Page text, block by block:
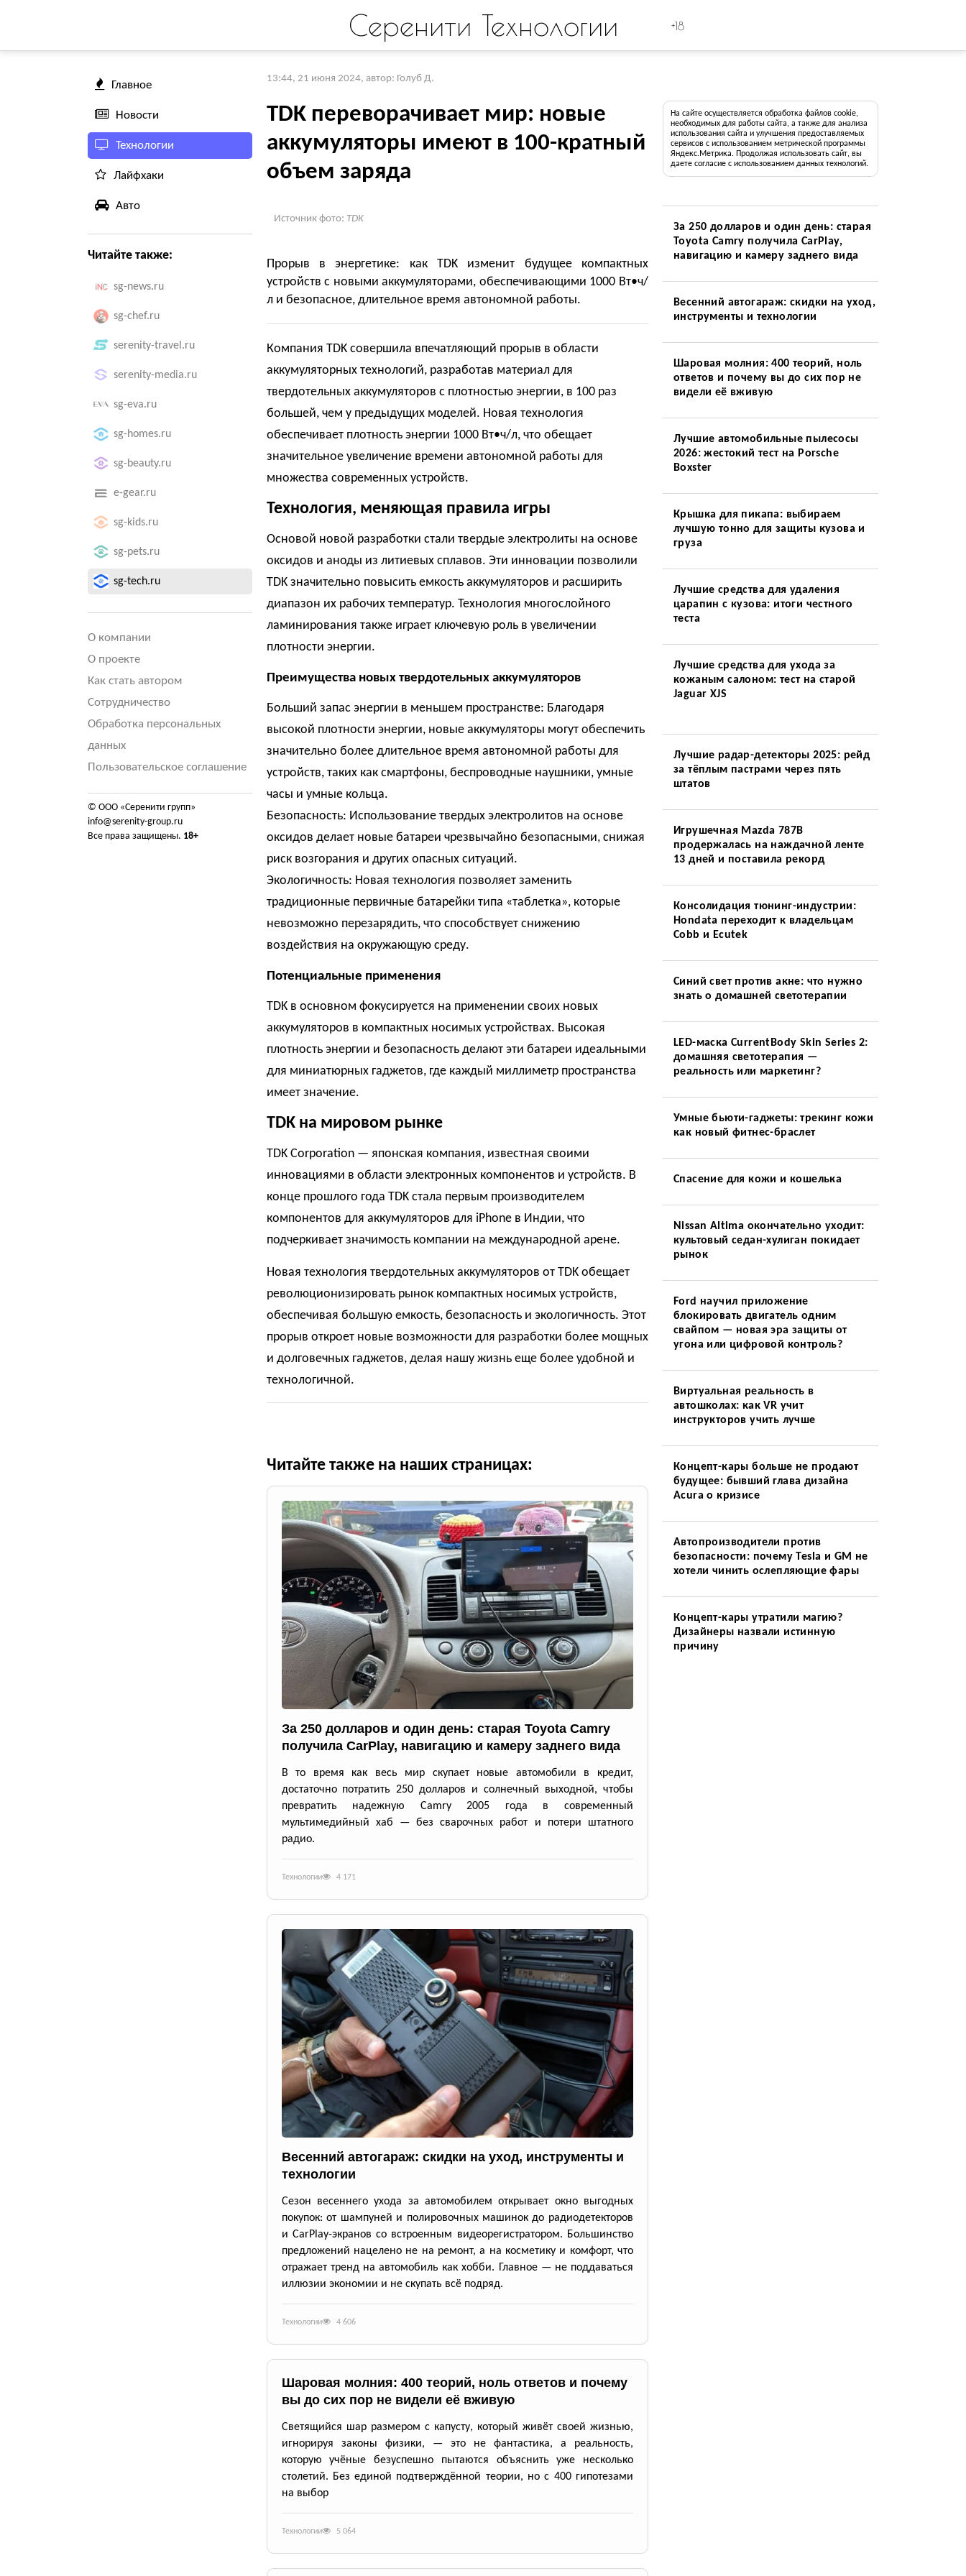
Серенити Технологии +18
Главное
Новости
Технологии
Лайфхаки
Авто
Читайте также:
sg-news.ru
sg-chef.ru
serenity-travel.ru
serenity-media.ru
sg-eva.ru
sg-homes.ru
sg-beauty.ru
e-gear.ru
sg-kids.ru
sg-pets.ru
sg-tech.ru
О компании
О проекте
Как стать автором
Сотрудничество
Обработка персональных
данных
Пользовательское соглашение
© ООО «Серенити групп»
info@serenity-group.ru
Все права защищены. 18+
13:44, 21 июня 2024, автор: Голуб Д.
TDK переворачивает мир: новые
аккумуляторы имеют в 100-кратный
объем заряда
Источник фото: TDK
Прорыв в энергетике: как TDK изменит будущее компактных
устройств с новыми аккумуляторами, обеспечивающими 1000 Вт•ч/
л и безопасное, длительное время автономной работы.
Компания TDK совершила впечатляющий прорыв в области
аккумуляторных технологий, разработав материал для
твердотельных аккумуляторов с плотностью энергии, в 100 раз
большей, чем у предыдущих моделей. Новая технология
обеспечивает плотность энергии 1000 Вт•ч/л, что обещает
значительное увеличение времени автономной работы для
множества современных устройств.
Технология, меняющая правила игры
Основой новой разработки стали твердые электролиты на основе
оксидов и аноды из литиевых сплавов. Эти инновации позволили
TDK значительно повысить емкость аккумуляторов и расширить
диапазон их рабочих температур. Технология многослойного
ламинирования также играет ключевую роль в увеличении
плотности энергии.
Преимущества новых твердотельных аккумуляторов
Больший запас энергии в меньшем пространстве: Благодаря
высокой плотности энергии, новые аккумуляторы могут обеспечить
значительно более длительное время автономной работы для
устройств, таких как смартфоны, беспроводные наушники, умные
часы и умные кольца.
Безопасность: Использование твердых электролитов на основе
оксидов делает новые батареи чрезвычайно безопасными, снижая
риск возгорания и других опасных ситуаций.
Экологичность: Новая технология позволяет заменить
традиционные первичные батарейки типа «таблетка», которые
невозможно перезарядить, что способствует снижению
воздействия на окружающую среду.
Потенциальные применения
TDK в основном фокусируется на применении своих новых
аккумуляторов в компактных носимых устройствах. Высокая
плотность энергии и безопасность делают эти батареи идеальными
для миниатюрных гаджетов, где каждый миллиметр пространства
имеет значение.
TDK на мировом рынке
TDK Corporation — японская компания, известная своими
инновациями в области электронных компонентов и устройств. В
конце прошлого года TDK стала первым производителем
компонентов для аккумуляторов для iPhone в Индии, что
подчеркивает значимость компании на международной арене.
Новая технология твердотельных аккумуляторов от TDK обещает
революционизировать рынок компактных носимых устройств,
обеспечивая большую емкость, безопасность и экологичность. Этот
прорыв откроет новые возможности для разработки более мощных
и долговечных гаджетов, делая нашу жизнь еще более удобной и
технологичной.
Читайте также на наших страницах:
За 250 долларов и один день: старая Toyota Camry
получила CarPlay, навигацию и камеру заднего вида
В то время как весь мир скупает новые автомобили в кредит,
достаточно потратить 250 долларов и солнечный выходной, чтобы
превратить надежную Camry 2005 года в современный
мультимедийный хаб — без сварочных работ и потери штатного
радио.
Технологии 4 171
Весенний автогараж: скидки на уход, инструменты и
технологии
Сезон весеннего ухода за автомобилем открывает окно выгодных
покупок: от шампуней и полировочных машинок до радиодетекторов
и CarPlay-экранов со встроенным видеорегистратором. Большинство
предложений нацелено не на ремонт, а на косметику и комфорт, что
отражает тренд на автомобиль как хобби. Главное — не поддаваться
иллюзии экономии и не скупать всё подряд.
Технологии 4 606
Шаровая молния: 400 теорий, ноль ответов и почему
вы до сих пор не видели её вживую
Светящийся шар размером с капусту, который живёт своей жизнью,
игнорируя законы физики, — это не фантастика, а реальность,
которую учёные безуспешно пытаются объяснить уже несколько
столетий. Без единой подтверждённой теории, но с 400 гипотезами
на выбор
Технологии 5 064
На сайте осуществляется обработка файлов cookie,
необходимых для работы сайта, а также для анализа
использования сайта и улучшения предоставляемых
сервисов с использованием метрической программы
Яндекс.Метрика. Продолжая использовать сайт, вы
даете согласие с использованием данных технологий.
За 250 долларов и один день: старая
Toyota Camry получила CarPlay,
навигацию и камеру заднего вида
Весенний автогараж: скидки на уход,
инструменты и технологии
Шаровая молния: 400 теорий, ноль
ответов и почему вы до сих пор не
видели её вживую
Лучшие автомобильные пылесосы
2026: жестокий тест на Porsche
Boxster
Крышка для пикапа: выбираем
лучшую тонно для защиты кузова и
груза
Лучшие средства для удаления
царапин с кузова: итоги честного
теста
Лучшие средства для ухода за
кожаным салоном: тест на старой
Jaguar XJS
Лучшие радар-детекторы 2025: рейд
за тёплым пастрами через пять
штатов
Игрушечная Mazda 787B
продержалась на наждачной ленте
13 дней и поставила рекорд
Консолидация тюнинг-индустрии:
Hondata переходит к владельцам
Cobb и Ecutek
Синий свет против акне: что нужно
знать о домашней светотерапии
LED-маска CurrentBody Skin Series 2:
домашняя светотерапия —
реальность или маркетинг?
Умные бьюти-гаджеты: трекинг кожи
как новый фитнес-браслет
Спасение для кожи и кошелька
Nissan Altima окончательно уходит:
культовый седан-хулиган покидает
рынок
Ford научил приложение
блокировать двигатель одним
свайпом — новая эра защиты от
угона или цифровой контроль?
Виртуальная реальность в
автошколах: как VR учит
инструкторов учить лучше
Концепт-кары больше не продают
будущее: бывший глава дизайна
Acura о кризисе
Автопроизводители против
безопасности: почему Tesla и GM не
хотели чинить ослепляющие фары
Концепт-кары утратили магию?
Дизайнеры назвали истинную
причину